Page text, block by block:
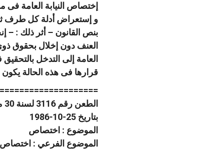
إختصاص النيابة العامة
و إستعراض أدلة كل طرف
بنص القانون – أثر ذلك : –
العنف دون إخلال بحقوق
العامة إلى التدخل
قرارها فى هذه الحالة
الطعن رقم 3116 لسنة 30 مكتب فنى 32 صفحة رقم 109
بتاريخ 25-10-1986
الموضوع : اختصاص
الموضوع الفرعي : اختصاص